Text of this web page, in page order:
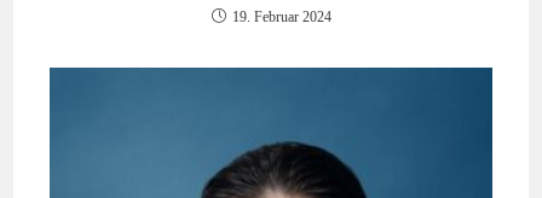
19. Februar 2024